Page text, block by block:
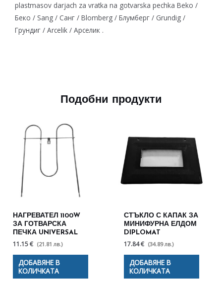
plastmasov darjach za vratka na gotvarska pechka Beko /
Беко / Sang / Санг / Blomberg / Блумберг / Grundig /
Грундиг / Arcelik / Арселик .
Подобни продукти
НАГРЕВАТЕЛ 1100W
ЗА ГОТВАРСКА
ПЕЧКА UNIVERSAL
11.15 € (21.81 лв.)
ДОБАВЯНЕ В
КОЛИЧКАТА
СТЪКЛО С КАПАК ЗА
МИНИФУРНА ЕЛДОМ
DIPLOMAT
17.84 € (34.89 лв.)
ДОБАВЯНЕ В
КОЛИЧКАТА